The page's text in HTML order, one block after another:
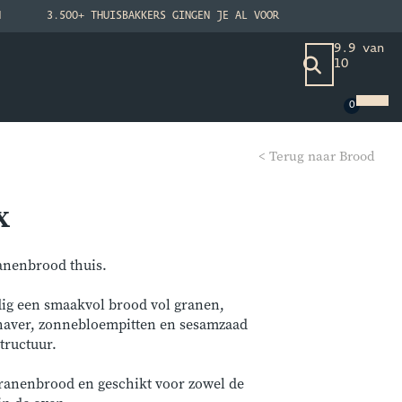
3.500+ THUISBAKKERS GINGEN JE AL VOOR
9.9 van
10
< Terug naar Brood
thuis.
een smaakvol brood vol granen,
zonnebloempitten en sesamzaad
en geschikt voor zowel de